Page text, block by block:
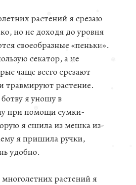
❅
❅
❅
❅
❅
растений я срезаю
но не доходя до уровня
своеобразные «пеньки».
секатор, а не
чаще всего срезают
травмируют растение.
я уношу в
при помощи сумки-
я сшила из мешка из-
я пришила ручки,
удобно.
растений я